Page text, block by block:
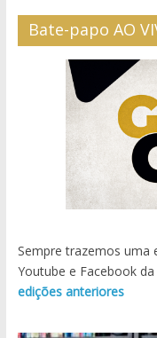
Bate-papo AO
Sempre trazemos uma
Youtube e Facebook da
edições anteriores